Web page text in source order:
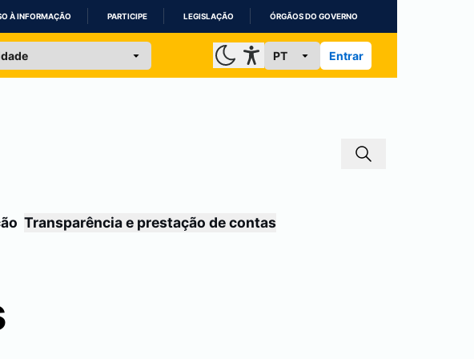
À INFORMAÇÃO PARTICIPE LEGISLAÇÃO ÓRGÃOS DO GOVERNO
Entrar
Transparência e prestação de contas